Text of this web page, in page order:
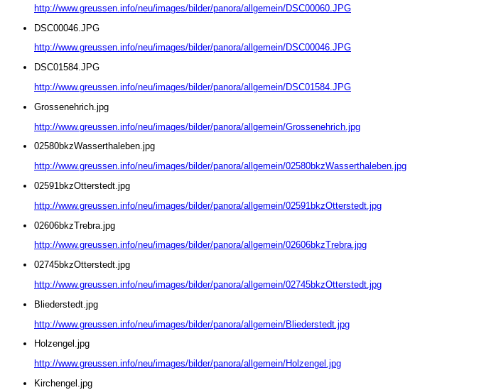
http://www.greussen.info/neu/images/bilder/panora/allgemein/DSC00060.JPG
DSC00046.JPG
http://www.greussen.info/neu/images/bilder/panora/allgemein/DSC00046.JPG
DSC01584.JPG
http://www.greussen.info/neu/images/bilder/panora/allgemein/DSC01584.JPG
Grossenehrich.jpg
http://www.greussen.info/neu/images/bilder/panora/allgemein/Grossenehrich.jpg
02580bkzWasserthaleben.jpg
http://www.greussen.info/neu/images/bilder/panora/allgemein/02580bkzWasserthaleben.jpg
02591bkzOtterstedt.jpg
http://www.greussen.info/neu/images/bilder/panora/allgemein/02591bkzOtterstedt.jpg
02606bkzTrebra.jpg
http://www.greussen.info/neu/images/bilder/panora/allgemein/02606bkzTrebra.jpg
02745bkzOtterstedt.jpg
http://www.greussen.info/neu/images/bilder/panora/allgemein/02745bkzOtterstedt.jpg
Bliederstedt.jpg
http://www.greussen.info/neu/images/bilder/panora/allgemein/Bliederstedt.jpg
Holzengel.jpg
http://www.greussen.info/neu/images/bilder/panora/allgemein/Holzengel.jpg
Kirchengel.jpg